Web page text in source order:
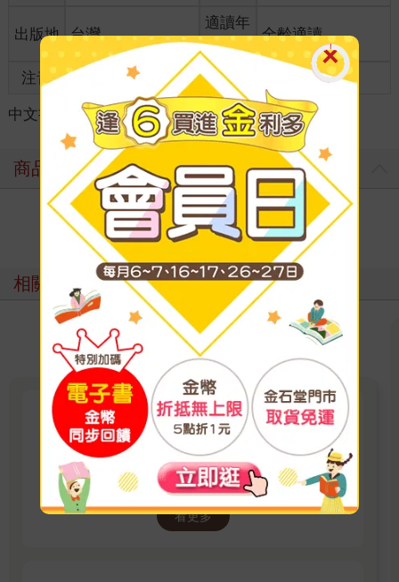
出版地 台灣
適讀年
齡
全齡適讀
注音 級別
中文書 社會哲思 ＞ 環境/飲食 ＞ 環境保護
商品評價
寫評價
相關主題
【地震】
面對地震時，你有正確的危機及安全自保觀念
嗎？
看更多